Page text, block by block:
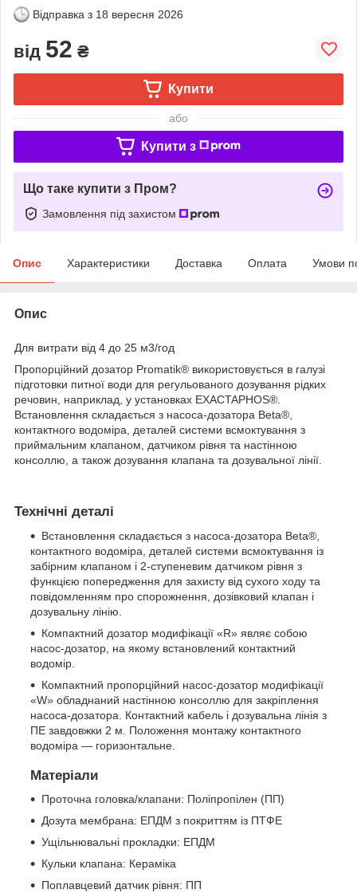
Відправка з 18 вересня 2026
від 52 ₴
Купити
або
Купити з
Що таке купити з Пром?
Замовлення під захистом
Опис Характеристики Доставка Оплата Умови
Опис
Для витрати від 4 до 25 м3/год
Пропорційний дозатор Promatik® використовується в галузі
підготовки питної води для регульованого дозування рідких
речовин, наприклад, у установках EXACTAPHOS®
Встановлення складається з насоса-дозатора Beta®
контактного водоміра, деталей системи всмоктування з
приймальним клапаном, датчиком рівня та настінною
консоллю, а також дозування клапана та дозувальної лінії.
Технічні деталі
Встановлення складається з насоса-дозатора Beta®
контактного водоміра, деталей системи всмоктування із
забірним клапаном і 2-ступеневим датчиком рівня з
функцією попередження для захисту від сухого ходу та
повідомленням про спорожнення, дозівковий клапан і
дозувальну лінію.
Компактний дозатор модифікації «R» являє собою
насос-дозатор, на якому встановлений контактний
водомір.
Компактний пропорційний насос-дозатор модифікації
«W» обладнаний настінною консоллю для закріплення
насоса-дозатора. Контактний кабель і дозувальна лінія з
ПЕ завдовжки 2 м. Положення монтажу контактного
водоміра — горизонтальне.
Матеріали
Проточна головка/клапани: Поліпропілен (ПП)
Дозута мембрана: ЕПДМ з покриттям із ПТФЕ
Ущільнювальні прокладки: ЕПДМ
Кульки клапана: Кераміка
Поплавцевий датчик рівня: ПП